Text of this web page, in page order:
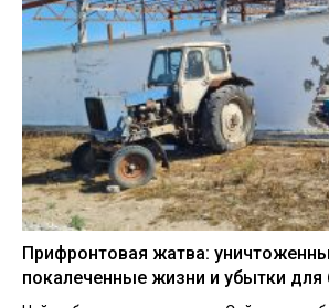
Прифронтовая жатва:
покалеченные жизни и убытки для